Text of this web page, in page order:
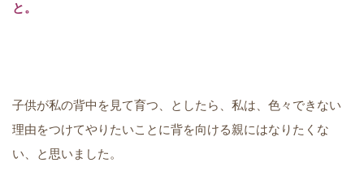
と。
子供が私の背中を見て育つ、としたら、私は、色々できない
理由をつけてやりたいことに背を向ける親にはなりたくな
い、と思いました。